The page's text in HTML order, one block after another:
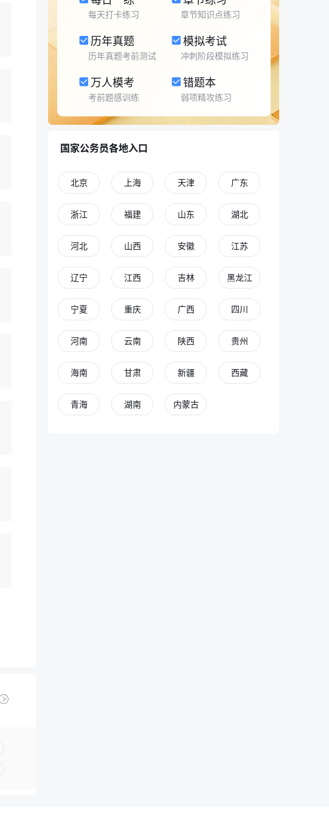
每天打卡练习 章节知识点练习
历年真题
历年真题考前测试
模拟考试
冲刺阶段模拟练习
万人模考
考前题感训练
错题本
弱项精攻练习
国家公务员各地入口
北京 上海 天津 广东
浙江 福建 山东 湖北
河北 山西 安徽 江苏
辽宁 江西 吉林 黑龙江
宁夏 重庆 广西 四川
河南 云南 陕西 贵州
海南 甘肃 新疆 西藏
青海 湖南 内蒙古